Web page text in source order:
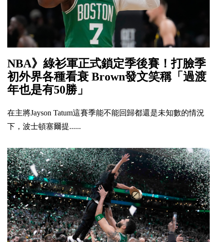
NBA》綠衫軍正式鎖定季後賽！打臉季
初外界各種看衰 Brown發文笑稱「過渡
年也是有50勝」
在主將Jayson Tatum這賽季能不能回歸都還是未知數的情況
下，波士頓塞爾提......